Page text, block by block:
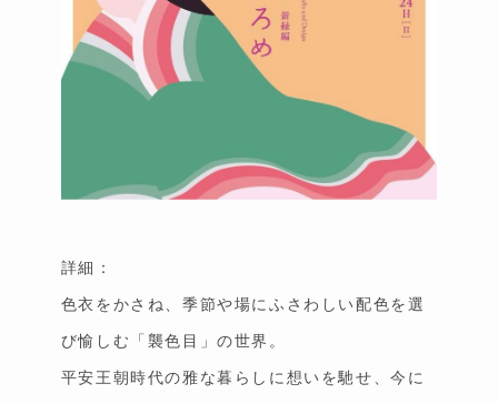
詳細：
色衣をかさね、季節や場にふさわしい配色を選
び愉しむ「襲色目」の世界。
平安王朝時代の雅な暮らしに想いを馳せ、今に